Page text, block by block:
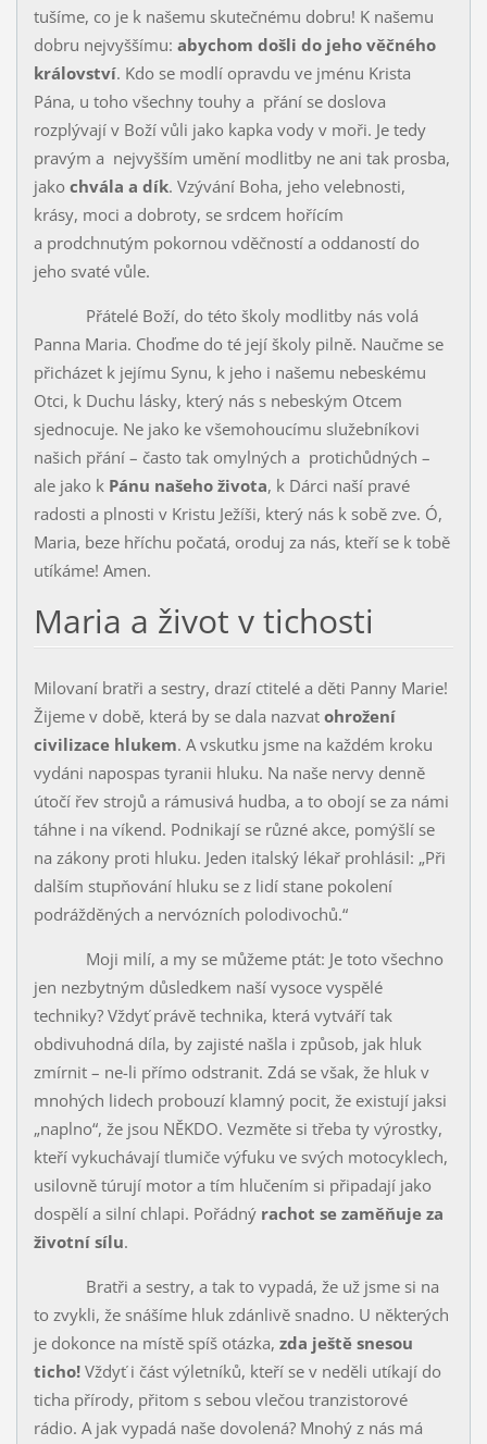
tušíme, co je k našemu skuteč­nému dobru! K našemu
dobru nejvyššímu: abychom došli do jeho věč­ného
království. Kdo se modlí opravdu ve jménu Krista
Pána, u toho všechny touhy a přání se doslova
rozplývají v Boží vůli jako kapka vody v moři. Je tedy
pravým a nejvyšším umění modlitby ne ani tak prosba,
jako chvála a dík. Vzývání Boha, jeho velebnosti,
krásy, moci a dobroty, se srdcem hořícím
a prodchnutým pokornou vděčností a oddaností do
jeho svaté vůle.
Přátelé Boží, do této školy modlitby nás volá
Panna Maria. Choďme do té její školy pilně. Naučme se
přicházet k jejímu Synu, k jeho i našemu nebeskému
Otci, k Duchu lásky, který nás s nebeským Otcem
sjednocuje. Ne jako ke všemohoucímu služebníkovi
našich přání – často tak omylných a protichůdných –
ale jako k Pánu našeho života, k Dárci naší pravé
radosti a plnosti v Kristu Ježíši, který nás k sobě zve. Ó,
Maria, beze hříchu počatá, oroduj za nás, kteří se k tobě
utíkáme! Amen.
Maria a život v tichosti
Milovaní bratři a sestry, drazí ctitelé a děti Panny Marie!
Žijeme v době, která by se dala nazvat ohrožení
civilizace hlukem. A vskutku jsme na každém kroku
vydáni napospas tyranii hluku. Na naše nervy denně
útočí řev strojů a rá­musivá hudba, a to obojí se za námi
táhne i na víkend. Podnikají se různé akce, pomýšlí se
na zákony proti hluku. Jeden italský lékař prohlásil: „Při
dalším stupňování hluku se z lidí stane pokolení
podrážděných a nervóz­ních polodivochů.“
Moji milí, a my se můžeme ptát: Je toto všechno
jen nezbytným důsledkem naší vysoce vyspělé
techniky? Vždyť právě technika, která vy­tváří tak
obdivuhodná díla, by zajisté našla i způsob, jak hluk
zmírnit – ne-li přímo odstranit. Zdá se však, že hluk v
mnohých lidech probouzí klamný pocit, že existují jaksi
„naplno“, že jsou NĚKDO. Vezměte si třeba ty vý­rostky,
kteří vykuchávají tlumiče výfuku ve svých motocyklech,
usilovně túrují motor a tím hlučením si připadají jako
dospělí a silní chlapi. Pořádný rachot se zaměňuje za
životní sílu.
Bratři a sestry, a tak to vypadá, že už jsme si na
to zvykli, že sná­šíme hluk zdánlivě snadno. U některých
je dokonce na místě spíš otázka, zda ještě snesou
ticho!Vždyť i část výletníků, kteří se v neděli utíkají do
ticha přírody, přitom s sebou vlečou tranzistorové
rádio. A jak vypadá naše dovolená? Mnohý z nás má